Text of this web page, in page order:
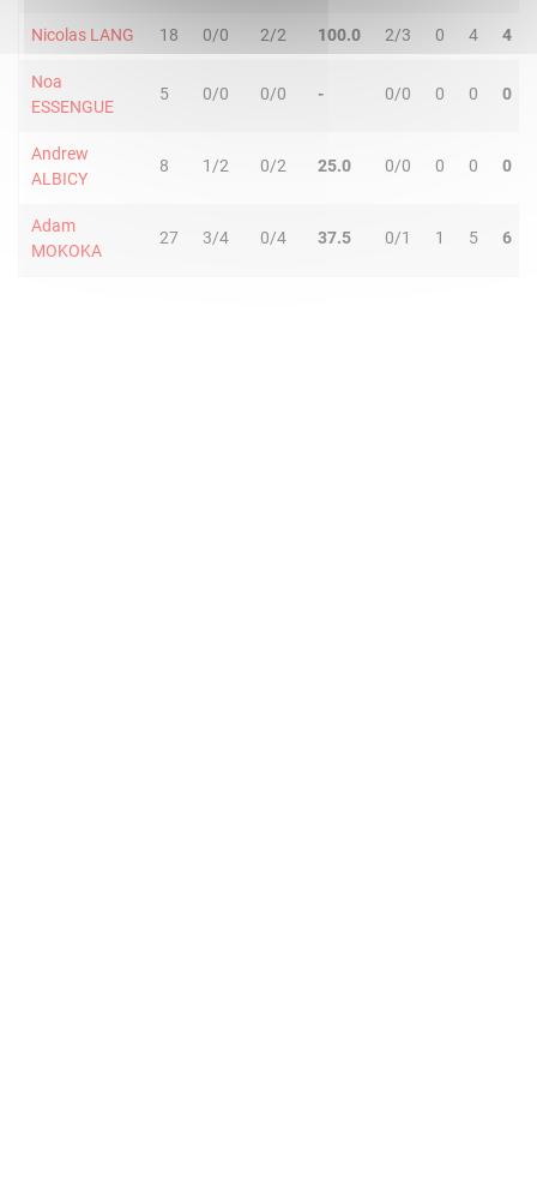
Nicolas LANG 18 0/0 2/2 100.0 2/3 0 4 4
Noa
ESSENGUE
5 0/0 0/0 - 0/0 0 0 0
Andrew
ALBICY
8 1/2 0/2 25.0 0/0 0 0 0
Adam
MOKOKA
27 3/4 0/4 37.5 0/1 1 5 6